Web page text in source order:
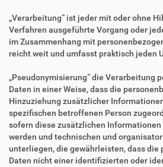
„Verarbeitung“ ist jeder mit oder ohne
Verfahren ausgeführte Vorgang oder
im Zusammenhang mit
reicht weit und umfasst praktisch jeden
„Pseudonymisierung“ die Verarbeitung
Daten in einer Weise, dass die
Hinzuziehung zusätzlicher
spezifischen betroffenen Person
sofern diese zusätzlichen
werden und technischen und
unterliegen, die gewährleisten, dass die
Daten nicht einer identifizierten oder